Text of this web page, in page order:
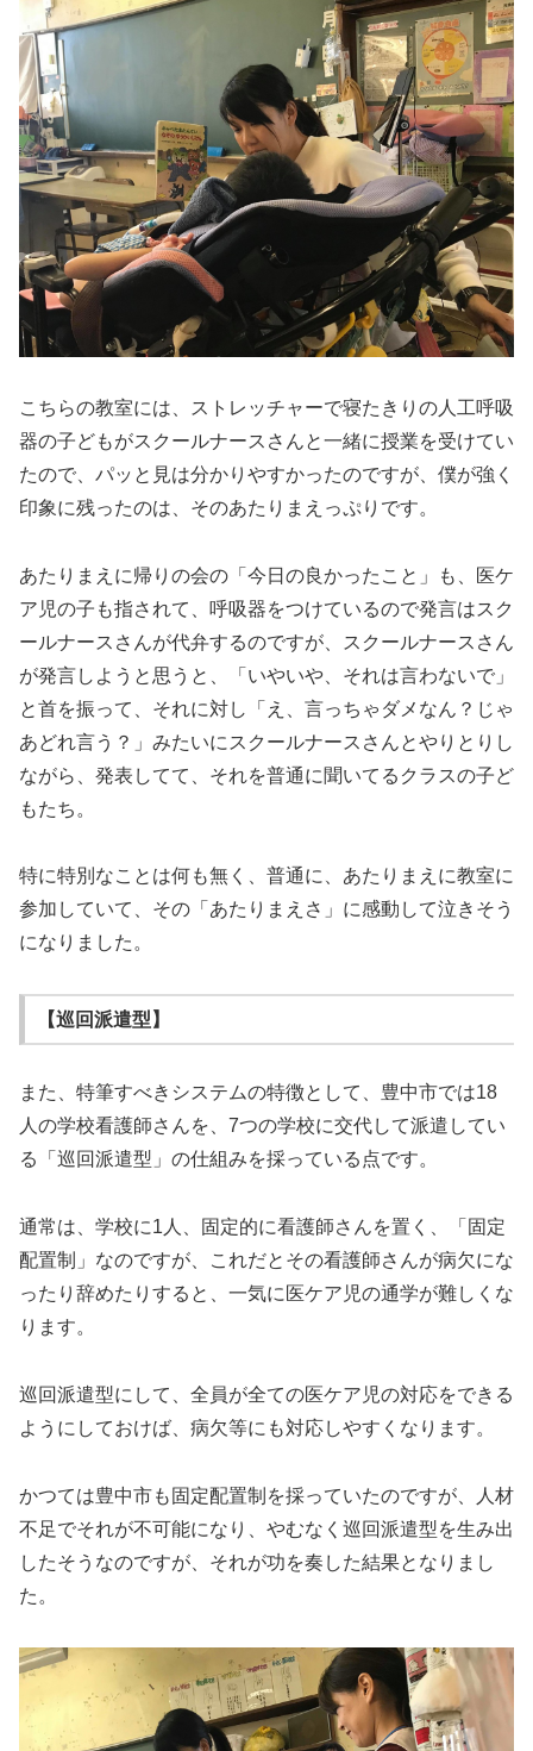
こちらの教室には、ストレッチャーで寝たきりの人工呼吸
器の子どもがスクールナースさんと一緒に授業を受けてい
たので、パッと見は分かりやすかったのですが、僕が強く
印象に残ったのは、そのあたりまえっぷりです。
あたりまえに帰りの会の「今日の良かったこと」も、医ケ
ア児の子も指されて、呼吸器をつけているので発言はスク
ールナースさんが代弁するのですが、スクールナースさん
が発言しようと思うと、「いやいや、それは言わないで」
と首を振って、それに対し「え、言っちゃダメなん？じゃ
あどれ言う？」みたいにスクールナースさんとやりとりし
ながら、発表してて、それを普通に聞いてるクラスの子ど
もたち。
特に特別なことは何も無く、普通に、あたりまえに教室に
参加していて、その「あたりまえさ」に感動して泣きそう
になりました。
【巡回派遣型】
また、特筆すべきシステムの特徴として、豊中市では18
人の学校看護師さんを、7つの学校に交代して派遣してい
る「巡回派遣型」の仕組みを採っている点です。
通常は、学校に1人、固定的に看護師さんを置く、「固定
配置制」なのですが、これだとその看護師さんが病欠にな
ったり辞めたりすると、一気に医ケア児の通学が難しくな
ります。
巡回派遣型にして、全員が全ての医ケア児の対応をできる
ようにしておけば、病欠等にも対応しやすくなります。
かつては豊中市も固定配置制を採っていたのですが、人材
不足でそれが不可能になり、やむなく巡回派遣型を生み出
したそうなのですが、それが功を奏した結果となりまし
た。